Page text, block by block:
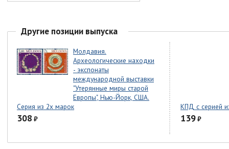
Другие позиции выпуска
Молдавия.
Археологические находки
- экспонаты
международной выставки
"Утерянные миры старой
Европы", Нью-Йорк, США.
Серия из 2х марок
308 ₽
КПД с серией
139₽